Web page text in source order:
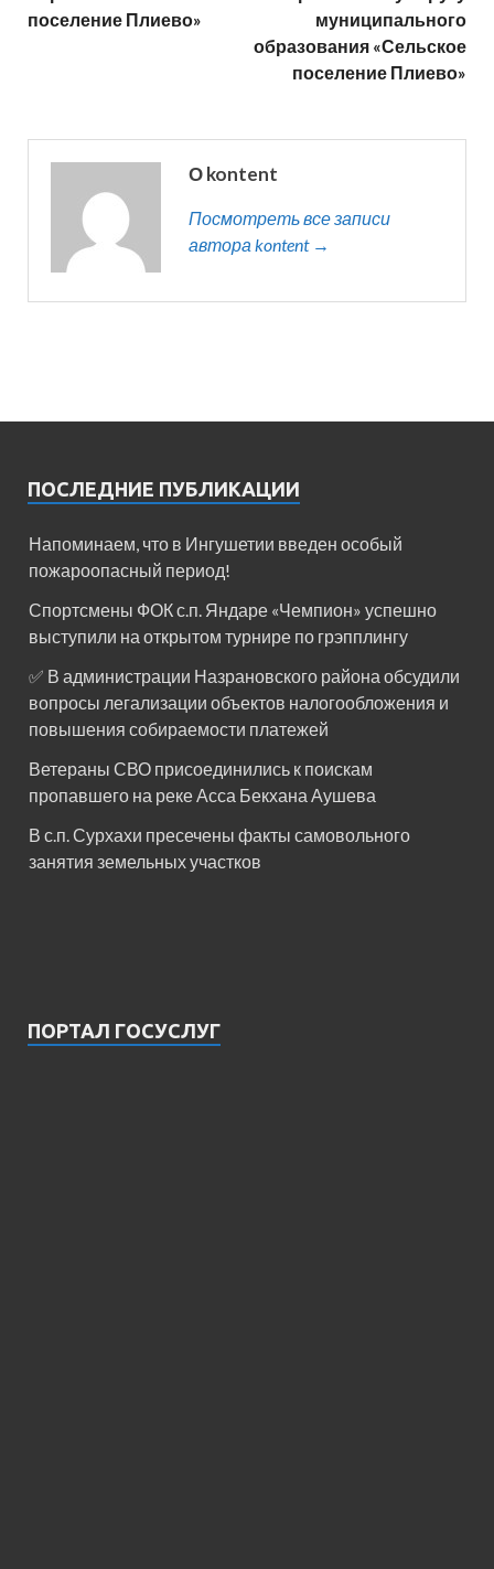
поселение Плиево»
муниципального
образования «Сельское
поселение Плиево»
О kontent
Посмотреть все записи
автора kontent →
ПОСЛЕДНИЕ ПУБЛИКАЦИИ
Напоминаем, что в Ингушетии введен особый
пожароопасный период!⁣⁣⠀
Спортсмены ФОК с.п. Яндаре «Чемпион» успешно
выступили на открытом турнире по грэпплингу
✅ В администрации Назрановского района обсудили
вопросы легализации объектов налогообложения и
повышения собираемости платежей
Ветераны СВО присоединились к поискам
пропавшего на реке Асса Бекхана Аушева
В с.п. Сурхахи пресечены факты самовольного
занятия земельных участков
ПОРТАЛ ГОСУСЛУГ